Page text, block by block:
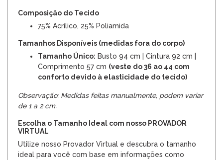
Composição do Tecido
75% Acrílico, 25% Poliamida
Tamanhos Disponíveis (medidas fora do corpo)
Tamanho Único: Busto 94 cm | Cintura 92 cm |
Comprimento 57 cm (veste do 36 ao 44 com
conforto devido à elasticidade do tecido)
Observação: Medidas feitas manualmente, podem variar
de 1 a 2 cm.
Escolha o Tamanho Ideal com nosso PROVADOR
VIRTUAL
Utilize nosso Provador Virtual e descubra o tamanho
ideal para você com base em informações como